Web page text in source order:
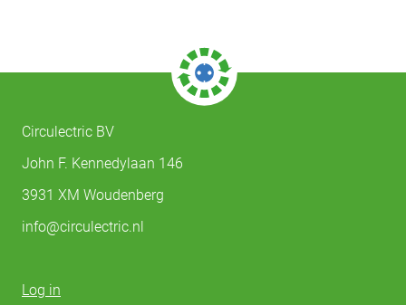
Circulectric BV
John F. Kennedylaan 146
3931 XM Woudenberg
info@circulectric.nl
Log in